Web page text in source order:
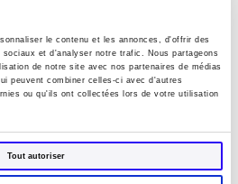
le contenu et les annonces, d'offrir des
et d'analyser notre trafic. Nous partageons
de notre site avec nos partenaires de médias
peuvent combiner celles-ci avec d'autres
ou qu'ils ont collectées lors de votre utilisation
Tout autoriser
le problème par la voie
doit indiquer par écrit (RAR)
de non-conformité du
conditions de décence.